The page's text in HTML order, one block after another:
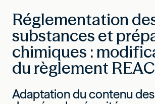
Réglementation
substances et
chimiques :
du règlement
Adaptation du contenu